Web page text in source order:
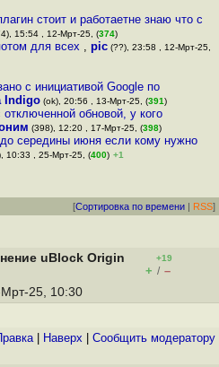
стоит и работаетне знаю что с
15:54 , 12-Мрт-25, (374)
для всех , pic(??), 23:58 , 12-Мрт-25,
с инициативой Google по
Indigo (ok), 20:56 , 13-Мрт-25, (391)
обновой, у кого
(398), 12:20 , 17-Мрт-25, (398)
середины июня если кому нужно
10:33 , 25-Мрт-25, (400) +1
[Сортировка по времени | RSS]
uBlock Origin
+19
+ / –
25, 10:30
| Наверх Cообщить модератору